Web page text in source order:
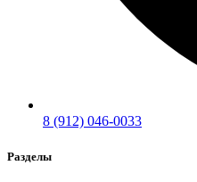
8 (912) 046-0033
Разделы